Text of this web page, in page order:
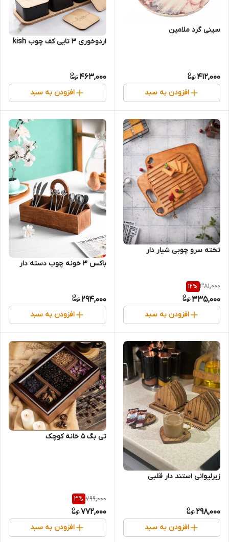
سینی گرد ملامین
412,000
افزودن به سبد
اردوخوری 3 تایی کف چوب kish
463,000
افزودن به سبد
تخته سرو چوبی شیار دار
381,000
12%
335,000
افزودن به سبد
باکس 3 خونه چوب دسته دار
294,000
افزودن به سبد
زیرلیوانی استند دار قلبی
298,000
افزودن به سبد
تی بگ 5 خانه کوچک
799,000
3%
772,000
افزودن به سبد